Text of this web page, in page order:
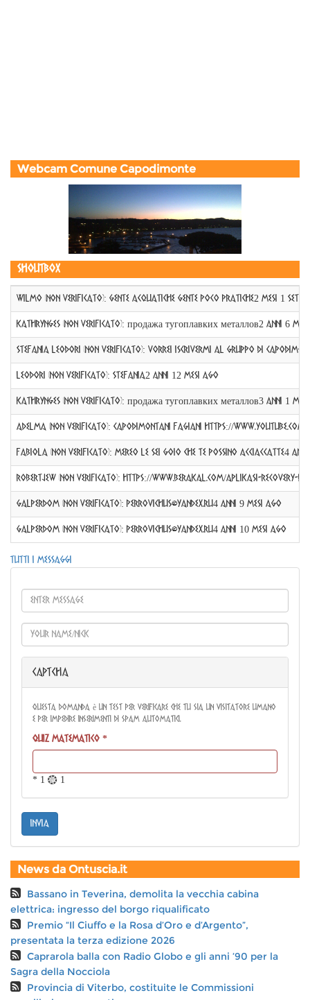
Webcam Comune Capodimonte
Shoutbox
WILMO (non verificato): GENTE ACQUATICHE GENTE POCO PRATICHE2 mesi 1
KathrynGes (non verificato): продажа тугоплавких металлов2 anni 6
Stefania Leodori (non verificato): Vorrei iscrivermi al gruppo di
Leodori (non verificato): Stefania2 anni 12 mesi ago
KathrynGes (non verificato): продажа тугоплавких металлов3 anni 1
Adelma (non verificato): Capodimontani fagiani https://
fabiola (non verificato): MEREO LE SEI GOIO CHE TE POSSINO ACCIACCATTE4 anni
Robertjew (non verificato): https://www.berakal.com/aplikasi-recovery-
GalperDom (non verificato): perrovichus@yandex.ru4 anni 9 mesi ago
GalperDom (non verificato): perrovichus@yandex.ru4 anni 10 mesi ago
Tutti i messaggi
CAPTCHA
Questa domanda è un test per verificare che tu sia un visitatore umano
e per impedire inserimenti di spam automatici.
Quiz matematico *
* 1 = 1
invia
News da Ontuscia.it
Bassano in Teverina, demolita la vecchia cabina
elettrica: ingresso del borgo riqualificato
Premio “Il Ciuffo e la Rosa d’Oro e d’Argento”,
presentata la terza edizione 2026
Caprarola balla con Radio Globo e gli anni ’90 per la
Sagra della Nocciola
Provincia di Viterbo, costituite le Commissioni